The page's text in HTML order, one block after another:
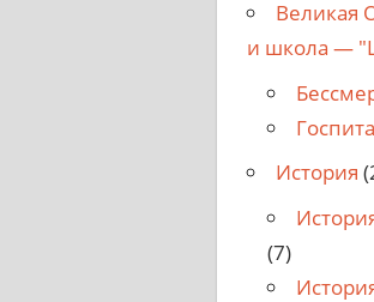
Великая
и школа —
История
(7)